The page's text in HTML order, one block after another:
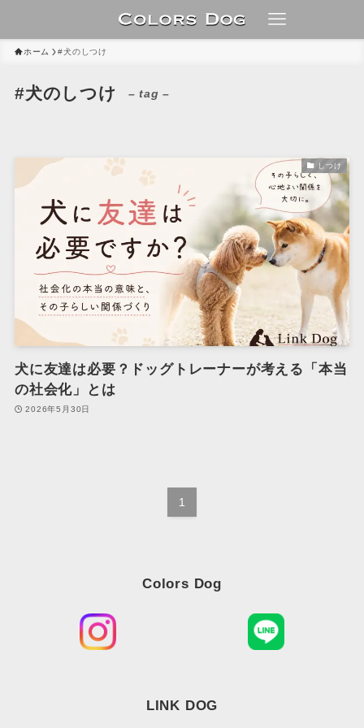
ホーム #犬のしつけ
#犬のしつけ – tag –
しつけ
犬に友達は必要？ドッグトレーナーが考える「本当
の社会化」とは
2026年5月30日
1
Colors Dog
LINK DOG